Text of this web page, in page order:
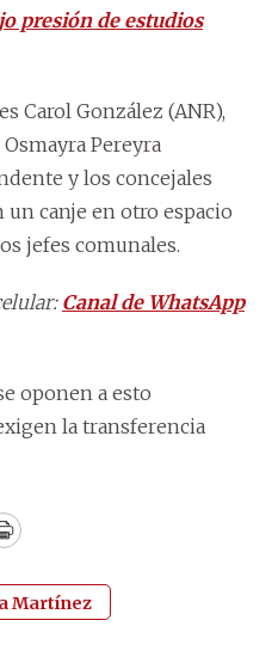
presión de estudios
Carol González (ANR),
Pereyra
y los concejales
un canje en otro espacio
jefes comunales.
Canal de WhatsApp
oponen a esto
la transferencia
Print
Martínez